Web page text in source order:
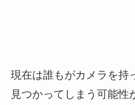
現在は誰もがカメラを持
見つかってしまう可能性